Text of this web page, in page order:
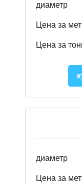
диаметр
Цена за
Цена за
диаметр
Цена за